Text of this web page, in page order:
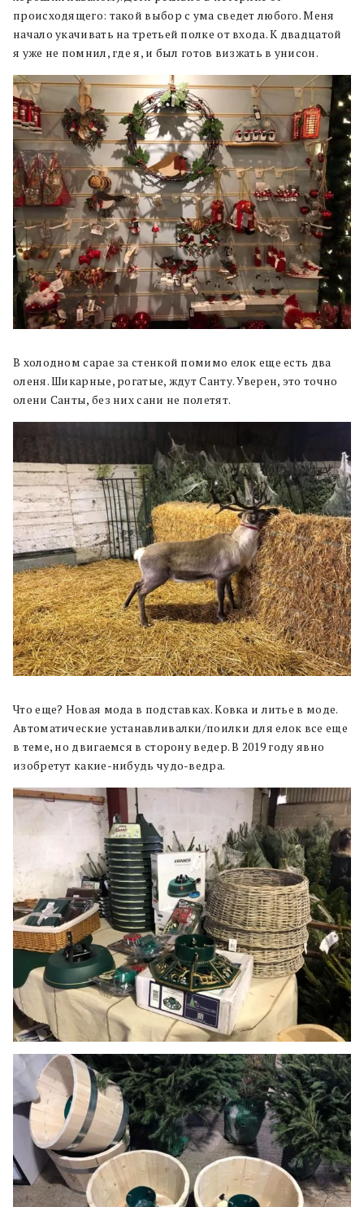
происходящего: такой выбор с ума сведет любого. Меня
начало укачивать на третьей полке от входа. К двадцатой
я уже не помнил, где я, и был готов визжать в унисон.
В холодном сарае за стенкой помимо елок еще есть два
оленя. Шикарные, рогатые, ждут Санту. Уверен, это точно
олени Санты, без них сани не полетят.
Что еще? Новая мода в подставках. Ковка и литье в моде.
Автоматические устанавливалки/поилки для елок все еще
в теме, но двигаемся в сторону ведер. В 2019 году явно
изобретут какие-нибудь чудо-ведра.